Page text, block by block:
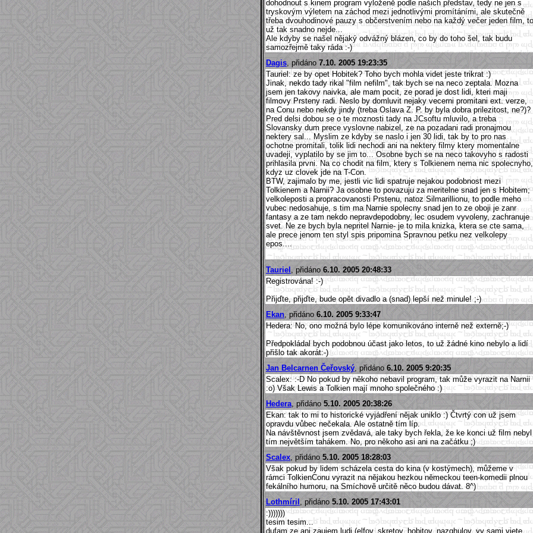
dohodnout s kinem program vyloženě podle našich představ, tedy ne jen s
tryskovým výletem na záchod mezi jednotlivými promítáními, ale skutečně
třeba dvouhodinové pauzy s občerstvením nebo na každý večer jeden film, to
už tak snadno nejde...
Ale kdyby se našel nějaký odvážný blázen, co by do toho šel, tak budu
samozřejmě taky ráda :-)
Dagis , přidáno 7.10. 2005 19:23:35
Tauriel: ze by opet Hobitek? Toho bych mohla videt jeste trikrat :)
Jinak, nekdo tady rikal "film nefilm", tak bych se na neco zeptala. Mozna
jsem jen takovy naivka, ale mam pocit, ze porad je dost lidi, kteri maji
filmovy Prsteny radi. Neslo by domluvit nejaky vecerni promitani ext. verze,
na Conu nebo nekdy jindy (treba Oslava Z. P. by byla dobra prilezitost, ne?)?
Pred delsi dobou se o te moznosti tady na JCsoftu mluvilo, a treba
Slovansky dum prece vyslovne nabizel, ze na pozadani radi pronajmou
nektery sal... Myslim ze kdyby se naslo i jen 30 lidi, tak by to pro nas
ochotne promitali, tolik lidi nechodi ani na nektery filmy ktery momentalne
uvadeji, vyplatilo by se jim to... Osobne bych se na neco takovyho s radosti
prihlasila prvni. Na co chodit na film, ktery s Tolkienem nema nic spolecnyho,
kdyz uz clovek jde na T-Con.
BTW, zajimalo by me, jestli vic lidi spatruje nejakou podobnost mezi
Tolkienem a Narnii? Ja osobne to povazuju za meritelne snad jen s Hobitem;
velkoleposti a propracovanosti Prstenu, natoz Silmarillionu, to podle meho
vubec nedosahuje, s tim ma Narnie spolecny snad jen to ze oboji je zanr
fantasy a ze tam nekdo nepravdepodobny, lec osudem vyvoleny, zachranuje
svet. Ne ze bych byla nepritel Narnie- je to mila knizka, ktera se cte sama,
ale prece jenom ten styl spis pripomina Spravnou petku nez velkolepy
epos....
Tauriel , přidáno 6.10. 2005 20:48:33
Registrována! :-)
Přijďte, přijďte, bude opět divadlo a (snad) lepší než minule! ;-)
Ekan , přidáno 6.10. 2005 9:33:47
Hedera: No, ono možná bylo lépe komunikováno interně než externě;-)
Předpokládal bych podobnou účast jako letos, to už žádné kino nebylo a lidí
přišlo tak akorát:-)
Jan Belcarnen Čeřovský , přidáno 6.10. 2005 9:20:35
Scalex: :-D No pokud by někoho nebavil program, tak může vyrazit na Narnii
:o) Však Lewis a Tolkien mají mnoho společného :)
Hedera, přidáno 5.10. 2005 20:38:26
Ekan: tak to mi to historické vyjádření nějak uniklo :) Čtvrtý con už jsem
opravdu vůbec nečekala. Ale ostatně tím líp.
Na návštěvnost jsem zvědavá, ale taky bych řekla, že ke konci už film nebyl
tím největším tahákem. No, pro někoho asi ani na začátku ;)
Scalex , přidáno 5.10. 2005 18:28:03
Však pokud by lidem scházela cesta do kina (v kostýmech), můžeme v
rámci TolkienConu vyrazit na nějakou hezkou německou teen-komedii plnou
fekálního humoru, na Smíchově určitě něco budou dávat. 8^)
Lothmíril , přidáno 5.10. 2005 17:43:01
:)))))))
tesim tesim...
dufam ze ani zaujem ludi (elfov, skretov, hobitov, nazghulov, vy sami viete